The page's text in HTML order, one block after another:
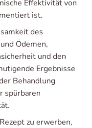
Effektivität von
ist.
des
Ödemen,
und den
Ergebnisse
Behandlung
spürbaren
zu erwerben,